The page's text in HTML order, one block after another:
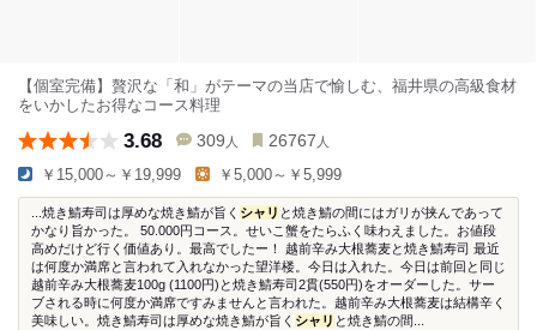
【個室完備】贅沢な「和」がテーマの当店で愉しむ、福井県の高級食材
をいかしたお得なコース料理
3.68 309 人 26767 人
￥15,000～￥19,999 ￥5,000～￥5,999
...焼き鯖寿司は厚めな焼き鯖が旨く シャリ と焼き鯖の間にはガリが挟んであって
かなり旨かった。 50.000円コース。せいこ蟹をたらふく味わえました。お値段
高めだけど行く価値あり。最高でしたー！ 越前辛み大根蕎麦と焼き鯖寿司 最近
は何度か満席と言われて入れなかった望洋楼。今日は入れた。今日は前回と同じ
越前辛み大根蕎麦100g (1100円)と焼き鯖寿司2貫(550円)をオーダーした。サー
ブされる時に何度か満席ですみませんと言われた。越前辛み大根蕎麦は結構辛く
美味しい。焼き鯖寿司は厚めな焼き鯖が旨く シャリ と焼き鯖の間...